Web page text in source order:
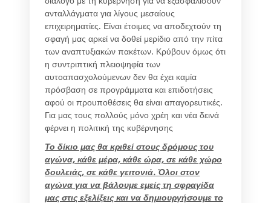
ανταλλάγματα για λίγους μεσαίους
επιχειρηματίες. Είναι έτοιμες να αποδεχτούν τη
σφαγή μας αρκεί να δοθεί μερίδιο από την πίτα
των αναπτυξιακών πακέτων. Κρύβουν όμως ότι
η συντριπτική πλειοψηφία των
αυτοαπασχολούμενων δεν θα έχει καμία
πρόσβαση σε προγράμματα και επιδοτήσεις
αφού οι προυποθέσεις θα είναι απαγορευτικές.
Για μας τους πολλούς μόνο χρέη και νέα δεινά
φέρνει η πολιτική της κυβέρνησης
Το δίκιο μας θα κριθεί στους δρόμους του
αγώνα, κάθε μέρα, κάθε ώρα, σε κάθε χώρο
δουλειάς, σε κάθε γειτονιά. Όλοι στον
αγώνα για να βάλουμε εμείς τη σφραγίδα
μας στις εξελίξεις και να δημιουργήσουμε το